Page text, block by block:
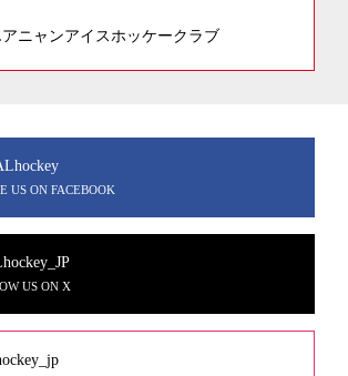
ニャンアイスホッケークラブ
US ON FACEBOOK
US ON X